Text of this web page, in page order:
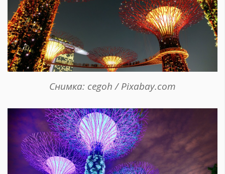
Снимка: cegoh / Pixabay.com